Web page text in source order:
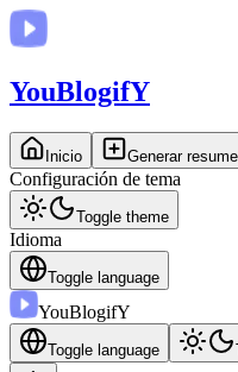
YouBlogifY
Inicio Generar
Configuración de tema
Toggle theme
Idioma
Toggle language
YouBlogifY
Toggle language